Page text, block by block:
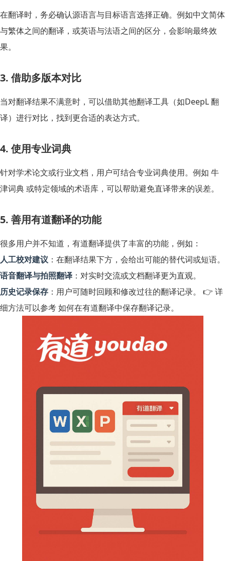
在翻译时，务必确认源语言与目标语言选择正确。例如中文简体
与繁体之间的翻译，或英语与法语之间的区分，会影响最终效
果。
3. 借助多版本对比
当对翻译结果不满意时，可以借助其他翻译工具（如DeepL 翻
译）进行对比，找到更合适的表达方式。
4. 使用专业词典
针对学术论文或行业文档，用户可结合专业词典使用。例如 牛
津词典 或特定领域的术语库，可以帮助避免直译带来的误差。
5. 善用有道翻译的功能
很多用户并不知道，有道翻译提供了丰富的功能，例如：
人工校对建议 ：在翻译结果下方，会给出可能的替代词或短语。
语音翻译与拍照翻译 ：对实时交流或文档翻译更为直观。
历史记录保存 ：用户可随时回顾和修改过往的翻译记录。 👉 详
细方法可以参考如何在有道翻译中保存翻译记录。